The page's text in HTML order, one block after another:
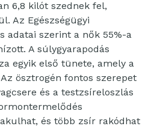
6,8 kilót szednek fel,
Az Egészségügyi
adatai szerint a nők 55%-a
A súlygyarapodás
egyik első tünete, amely a
ösztrogén fontos szerepet
és a testzsíreloszlás
és több zsír rakódhat